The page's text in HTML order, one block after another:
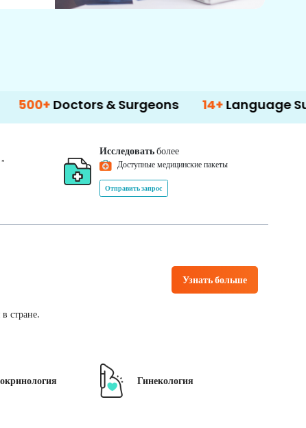
Doctors & Surgeons 14+Language Support
*
Исследоватьболее
Доступные медицинские пакеты
Отправить запрос
Узнать больше
стране.
Гинекология